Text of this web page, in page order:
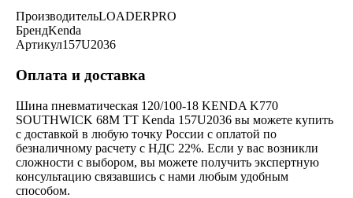
ПроизводительLOADERPRO
БрендKenda
Артикул157U2036
Оплата и доставка
Шина пневматическая 120/100-18 KENDA K770
SOUTHWICK 68M TT Kenda 157U2036 вы можете купить
с доставкой в любую точку России с оплатой по
безналичному расчету с НДС 22%. Если у вас возникли
сложности с выбором, вы можете получить экспертную
консультацию связавшись с нами любым удобным
способом.